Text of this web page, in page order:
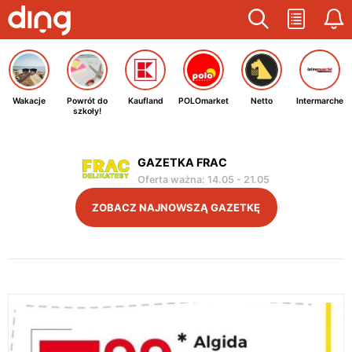
Wakacje
Powrót do
szkoły!
Kaufland POLOmarket Netto Intermarche
GAZETKA FRAC
Oferta ważna: 14.05 - 21.05
ZOBACZ NAJNOWSZĄ GAZETKĘ